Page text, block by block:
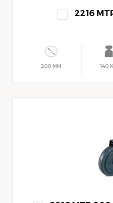
2216
200 MM 140